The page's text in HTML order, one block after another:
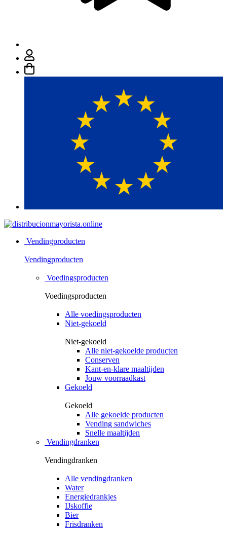
Vendingproducten
Vendingproducten
Voedingsproducten
Voedingsproducten
Alle voedingsproducten
Niet-gekoeld
Niet-gekoeld
Alle niet-gekoelde producten
Conserven
Kant-en-klare maaltijden
Jouw voorraadkast
Gekoeld
Gekoeld
Alle gekoelde producten
Vending sandwiches
Snelle maaltijden
Vendingdranken
Vendingdranken
Alle vendingdranken
Water
Energiedrankjes
IJskoffie
Bier
Frisdranken